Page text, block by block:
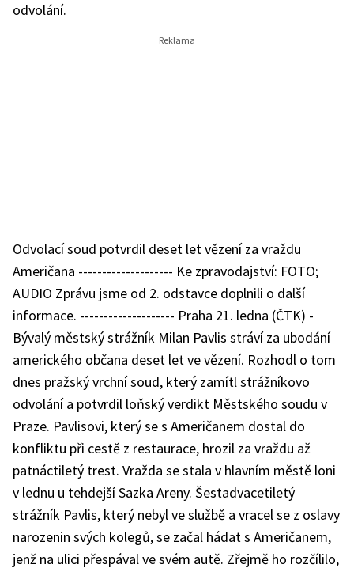
odvolání.
Odvolací soud potvrdil deset let vězení za vraždu
Američana -------------------- Ke zpravodajství: FOTO;
AUDIO Zprávu jsme od 2. odstavce doplnili o další
informace. -------------------- Praha 21. ledna (ČTK) -
Bývalý městský strážník Milan Pavlis stráví za ubodání
amerického občana deset let ve vězení. Rozhodl o tom
dnes pražský vrchní soud, který zamítl strážníkovo
odvolání a potvrdil loňský verdikt Městského soudu v
Praze. Pavlisovi, který se s Američanem dostal do
konfliktu při cestě z restaurace, hrozil za vraždu až
patnáctiletý trest. Vražda se stala v hlavním městě loni
v lednu u tehdejší Sazka Areny. Šestadvacetiletý
strážník Pavlis, který nebyl ve službě a vracel se z oslavy
narozenin svých kolegů, se začal hádat s Američanem,
jenž na ulici přespával ve svém autě. Zřejmě ho rozčílilo,